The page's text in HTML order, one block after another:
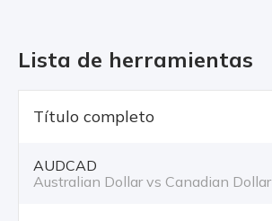
Lista de herramientas
Título completo
AUDCAD
Australian Dollar vs Canadian Dollar